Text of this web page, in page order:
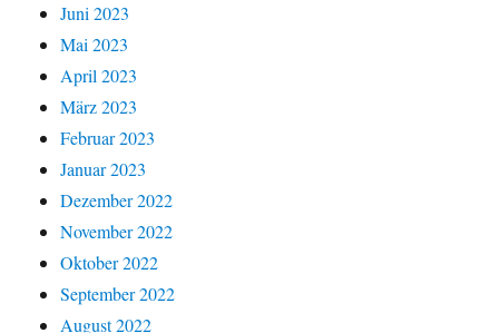
Juni 2023
Mai 2023
April 2023
März 2023
Februar 2023
Januar 2023
Dezember 2022
November 2022
Oktober 2022
September 2022
August 2022